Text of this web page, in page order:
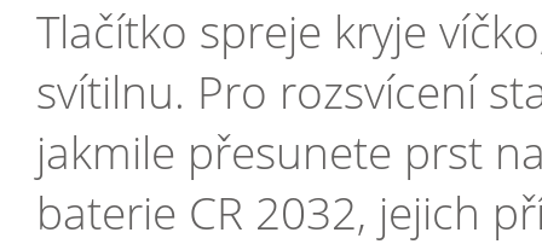
Tlačítko spreje kryje
svítilnu. Pro rozsvícení
jakmile přesunete prst
baterie CR 2032, jejich